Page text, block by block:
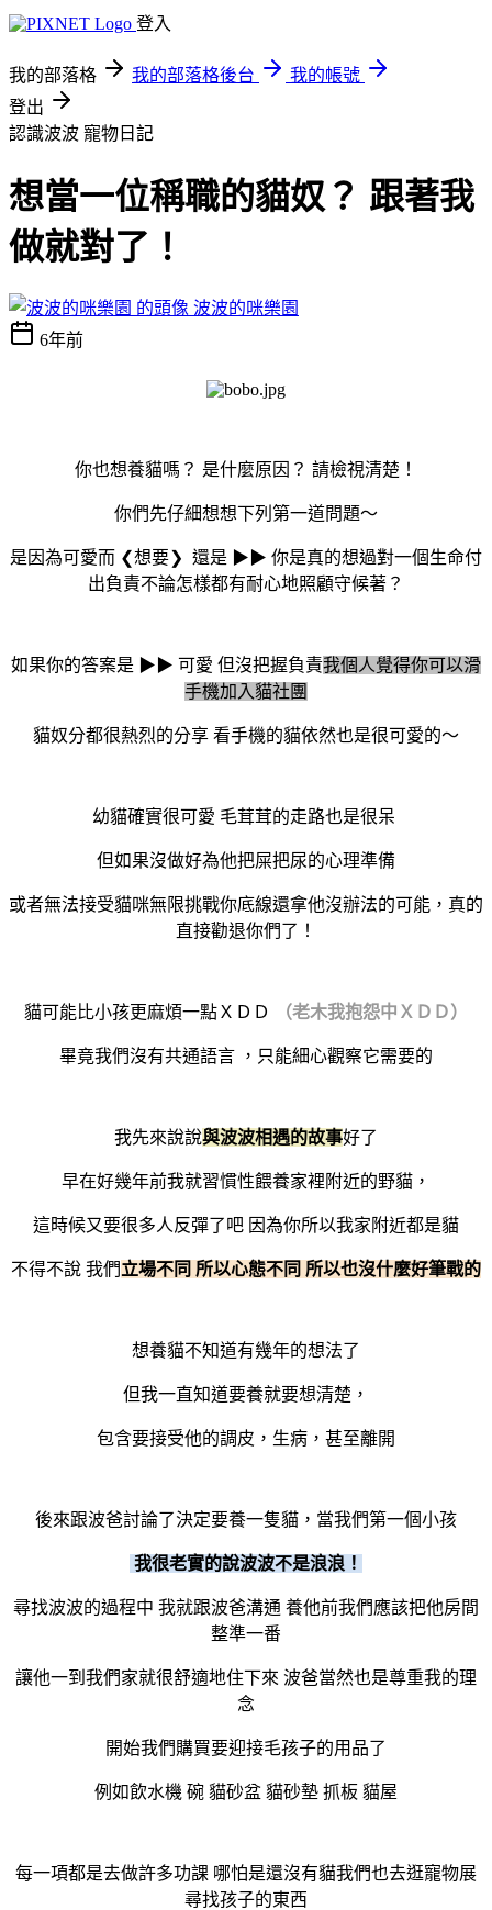
登入
我的部落格 我的部落格後台
我的帳號
登出
認識波波 寵物日記
想當一位稱職的貓奴？ 跟著我
做就對了！
波波的咪樂園
6年前
你也想養貓嗎？ 是什麼原因？ 請檢視清楚！
你們先仔細想想下列第一道問題～
是因為可愛而 ❮想要❯ 還是 ▶▶ 你是真的想過對一個生命付
出負責不論怎樣都有耐心地照顧守候著？
如果你的答案是 ▶▶ 可愛 但沒把握負責我個人覺得你可以滑
手機加入貓社團
貓奴分都很熱烈的分享 看手機的貓依然也是很可愛的～
幼貓確實很可愛 毛茸茸的走路也是很呆
但如果沒做好為他把屎把尿的心理準備
或者無法接受貓咪無限挑戰你底線還拿他沒辦法的可能，真的
直接勸退你們了！
貓可能比小孩更麻煩一點ＸＤＤ （老木我抱怨中ＸＤＤ）
畢竟我們沒有共通語言 ，只能細心觀察它需要的
我先來說說與波波相遇的故事好了
早在好幾年前我就習慣性餵養家裡附近的野貓，
這時候又要很多人反彈了吧 因為你所以我家附近都是貓
不得不說 我們立場不同 所以心態不同 所以也沒什麼好筆戰的
想養貓不知道有幾年的想法了
但我一直知道要養就要想清楚，
包含要接受他的調皮，生病，甚至離開
後來跟波爸討論了決定要養一隻貓，當我們第一個小孩
我很老實的說波波不是浪浪！
尋找波波的過程中 我就跟波爸溝通 養他前我們應該把他房間
整準一番
讓他一到我們家就很舒適地住下來 波爸當然也是尊重我的理
念
開始我們購買要迎接毛孩子的用品了
例如飲水機 碗 貓砂盆 貓砂墊 抓板 貓屋
每一項都是去做許多功課 哪怕是還沒有貓我們也去逛寵物展
尋找孩子的東西